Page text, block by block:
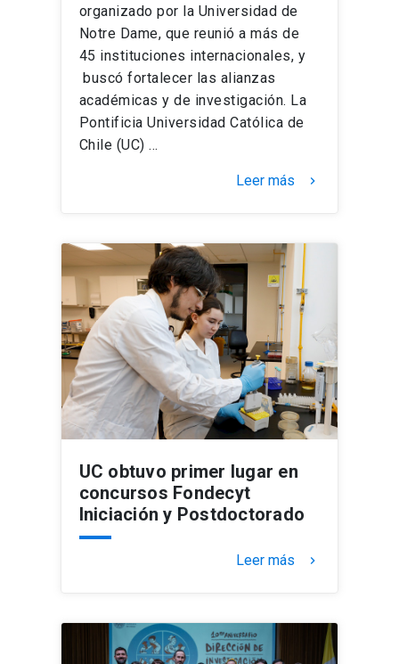
organizado por la Universidad de
Notre Dame, que reunió a más de
45 instituciones internacionales, y
buscó fortalecer las alianzas
académicas y de investigación. La
Pontificia Universidad Católica de
Chile (UC) …
Leer más keyboard_arrow_right
UC obtuvo primer lugar en
concursos Fondecyt
Iniciación y Postdoctorado
Leer más keyboard_arrow_right